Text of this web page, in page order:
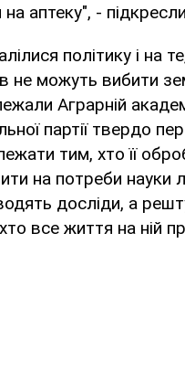
аптеку", -
політику і на
не можуть вибити
Аграрній
партії твердо
тим, хто її
на потреби науки
досліди, а
все життя на ній